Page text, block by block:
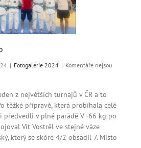
| Fotogalerie 2024 | Komentáře nejsou
z největších turnajů v ČR a to
těžké přípravě, která probíhala celé
předvedli v plné parádě V -66 kg po
Vít Vostrěl ve stejné váze
který se skóre 4/2 obsadil 7. Místo